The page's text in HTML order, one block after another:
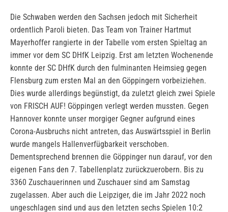
Die Schwaben werden den Sachsen jedoch mit Sicherheit
ordentlich Paroli bieten. Das Team von Trainer Hartmut
Mayerhoffer rangierte in der Tabelle vom ersten Spieltag an
immer vor dem SC DHfK Leipzig. Erst am letzten Wochenende
konnte der SC DHfK durch den fulminanten Heimsieg gegen
Flensburg zum ersten Mal an den Göppingern vorbeiziehen.
Dies wurde allerdings begünstigt, da zuletzt gleich zwei Spiele
von FRISCH AUF! Göppingen verlegt werden mussten. Gegen
Hannover konnte unser morgiger Gegner aufgrund eines
Corona-Ausbruchs nicht antreten, das Auswärtsspiel in Berlin
wurde mangels Hallenverfügbarkeit verschoben.
Dementsprechend brennen die Göppinger nun darauf, vor den
eigenen Fans den 7. Tabellenplatz zurückzuerobern. Bis zu
3360 Zuschauerinnen und Zuschauer sind am Samstag
zugelassen. Aber auch die Leipziger, die im Jahr 2022 noch
ungeschlagen sind und aus den letzten sechs Spielen 10:2